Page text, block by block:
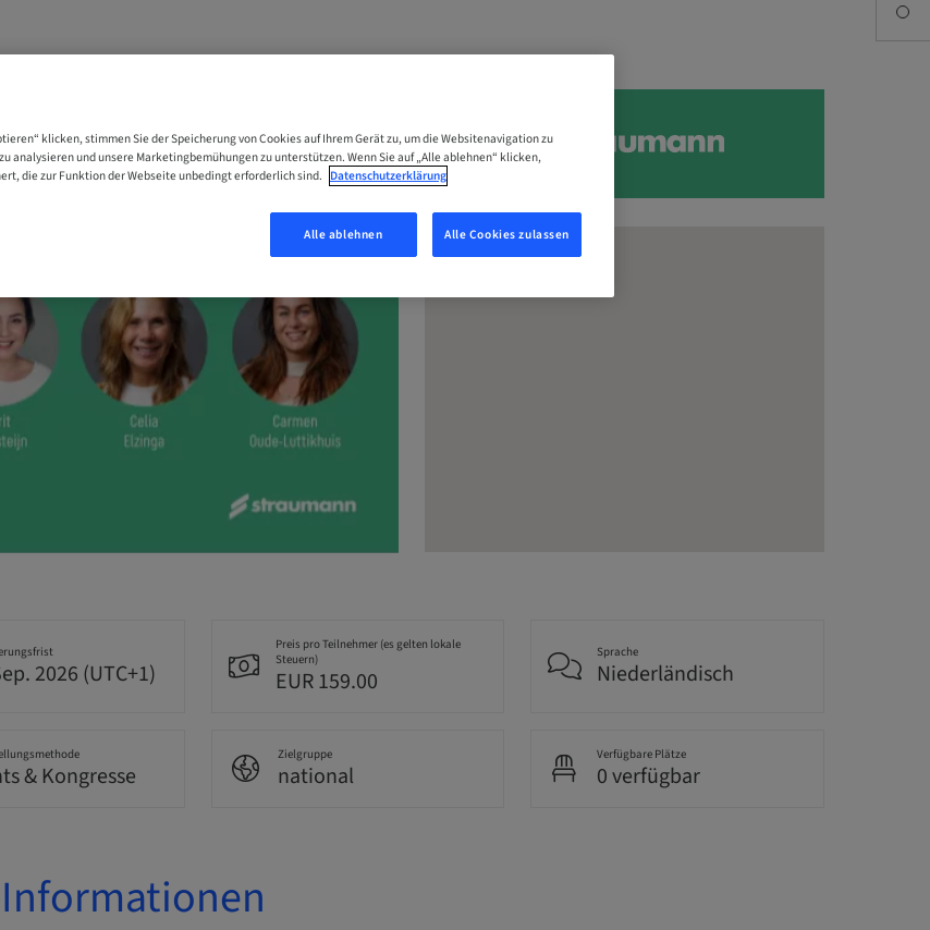
2026 (UTC+1)
Preis pro Teilnehmer (es gelten lokale
Steuern)
EUR 159.00
Sprache
Niederländisch
& Kongresse
Zielgruppe
national
Verfügbare Plätze
0 verfügbar
klicken, stimmen Sie der Speicherung von Cookies auf Ihrem Gerät zu, um die Websitenavigation zu
analysieren und unsere Marketingbemühungen zu unterstützen. Wenn Sie auf „Alle ablehnen“ klicken,
die zur Funktion der Webseite unbedingt erforderlich sind. Datenschutzerklärung
Alle ablehnen Alle Cookies zulassen